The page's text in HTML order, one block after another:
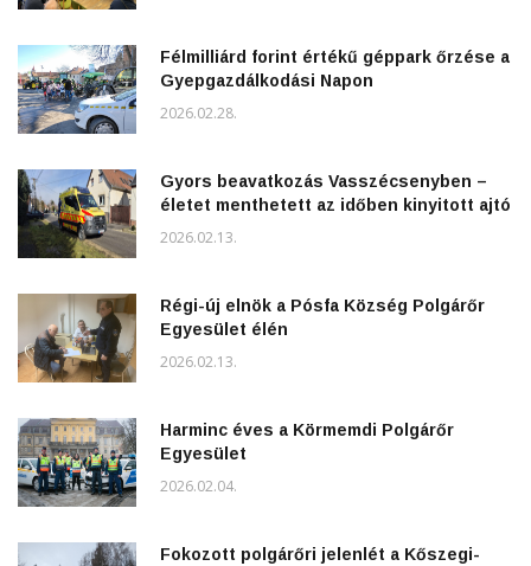
Félmilliárd forint értékű géppark őrzése a
Gyepgazdálkodási Napon
2026.02.28.
Gyors beavatkozás Vasszécsenyben –
életet menthetett az időben kinyitott ajtó
2026.02.13.
Régi-új elnök a Pósfa Község Polgárőr
Egyesület élén
2026.02.13.
Harminc éves a Körmemdi Polgárőr
Egyesület
2026.02.04.
Fokozott polgárőri jelenlét a Kőszegi-